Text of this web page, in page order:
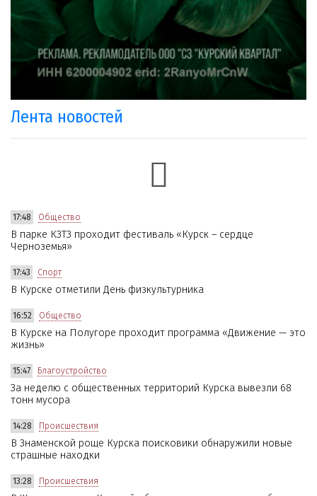
Лента новостей
17:48 Общество
В парке КЗТЗ проходит фестиваль «Курск – сердце
Черноземья»
17:43 Спорт
В Курске отметили День физкультурника
16:52 Общество
В Курске на Полугоре проходит программа «Движение — это
жизнь»
15:47 Благоустройство
За неделю с общественных территорий Курска вывезли 68
тонн мусора
14:28 Происшествия
В Знаменской роще Курска поисковики обнаружили новые
страшные находки
13:28 Происшествия